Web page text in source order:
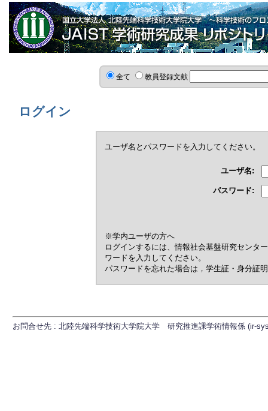
全て 教員登録文献
ログイン
ユーザ名とパスワードを入力してください。
ユーザ名:
パスワード:
※学内ユーザの方へ
ログインするには、情報社会基盤研究センタ
ワードを入力してください。
パスワードを忘れた場合は，学生証・身分証
お問合せ先 : 北陸先端科学技術大学院大学 研究推進課学術情報係 (ir-